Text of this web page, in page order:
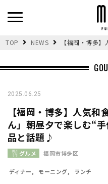
TOP NEWS 【福岡・博多
2025.06.25
【福岡・博多】人気
ん」朝昼夕で楽しむ“
品と話題♪
グルメ 福岡市博多区
ディナー モーニング ランチ